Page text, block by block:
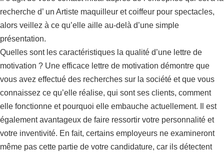
recherche d’ un Artiste maquilleur et coiffeur pour spectacles,
alors veillez à ce qu’elle aille au-delà d’une simple
présentation.
Quelles sont les caractéristiques la qualité d’une lettre de
motivation ? Une efficace lettre de motivation démontre que
vous avez effectué des recherches sur la société et que vous
connaissez ce qu’elle réalise, qui sont ses clients, comment
elle fonctionne et pourquoi elle embauche actuellement. Il est
également avantageux de faire ressortir votre personnalité et
votre inventivité. En fait, certains employeurs ne examineront
même pas cette partie de votre candidature, car ils détectent